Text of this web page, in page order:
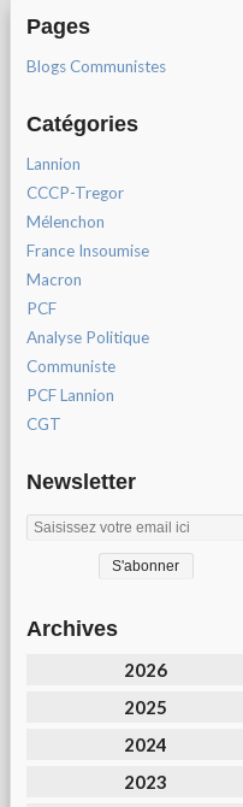
Pages
Blogs Communistes
Catégories
Lannion
CCCP-Tregor
Mélenchon
France Insoumise
Macron
PCF
Analyse Politique
Communiste
PCF Lannion
CGT
Newsletter
Archives
2026
2025
2024
2023